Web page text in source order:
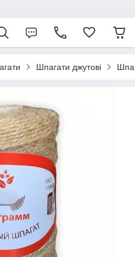
Шпагати джутові